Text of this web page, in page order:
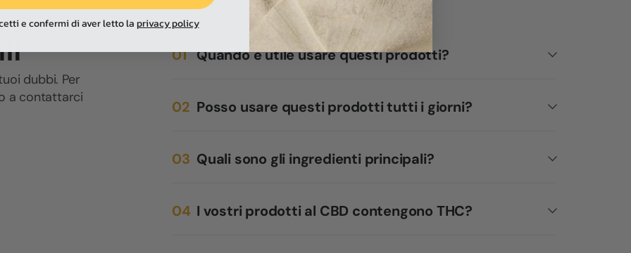
dubbi. Per
a contattarci
Quando è utile usare questi prodotti?
Posso usare questi prodotti tutti i giorni?
Quali sono gli ingredienti principali?
I vostri prodotti al CBD contengono THC?
e confermi di aver letto laprivacy policy